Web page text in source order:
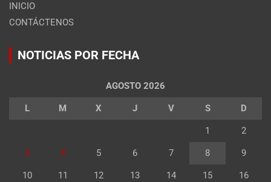
INICIO
CONTÁCTENOS
NOTICIAS POR FECHA
AGOSTO 2026
L M X J V S D
1 2
3 4 5 6 7 8 9
10 11 12 13 14 15 16